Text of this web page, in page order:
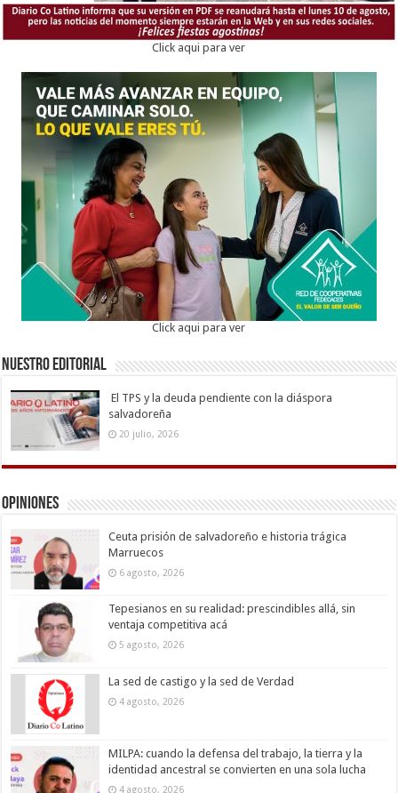
Click aqui para ver
Click aqui para ver
Nuestro Editorial
El TPS y la deuda pendiente con la diáspora
salvadoreña
20 julio, 2026
Opiniones
Ceuta prisión de salvadoreño e historia trágica
Marruecos
6 agosto, 2026
Tepesianos en su realidad: prescindibles allá, sin
ventaja competitiva acá
5 agosto, 2026
La sed de castigo y la sed de Verdad
4 agosto, 2026
MILPA: cuando la defensa del trabajo, la tierra y la
identidad ancestral se convierten en una sola lucha
4 agosto, 2026